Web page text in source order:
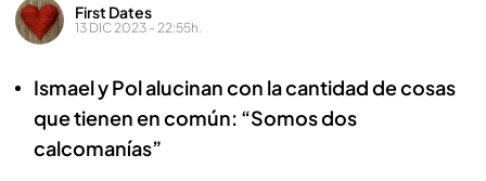
First Dates
13 DIC 2023 - 22:55h.
Ismael y Pol alucinan con la cantidad de cosas
que tienen en común: “Somos dos
calcomanías”